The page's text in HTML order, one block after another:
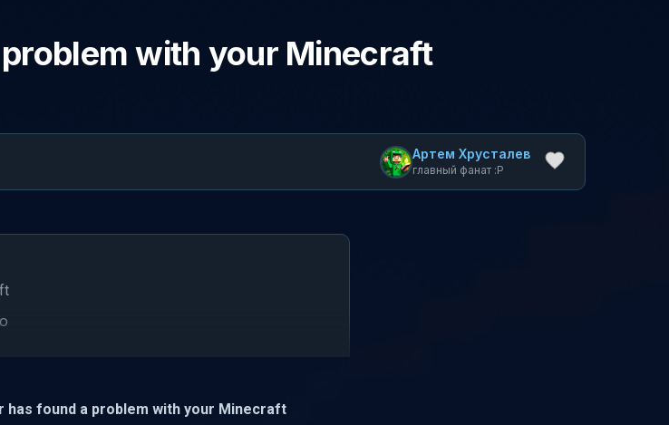
with your Minecraft
Артем Хрусталев
главный фанат :P
и Minecraft
has found a problem with your Minecraft